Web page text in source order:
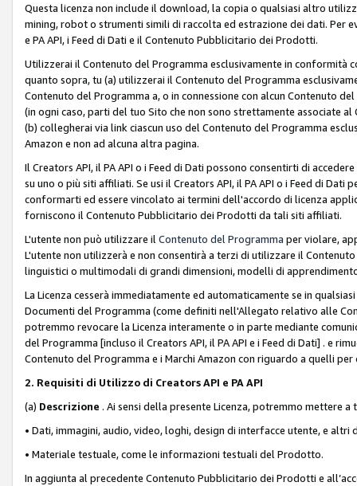
Questa licenza non include il download, la copia o qualsiasi altro
mining, robot o strumenti simili di raccolta ed estrazione dei dati. Per
e PA API, i Feed di Dati e il Contenuto Pubblicitario dei Prodotti.
Utilizzerai il Contenuto del Programma esclusivamente in conformità
quanto sopra, tu (a) utilizzerai il Contenuto del Programma
Contenuto del Programma a, o in connessione con alcun Contenuto
(in ogni caso, parti del tuo Sito che non sono strettamente associate
(b) collegherai via link ciascun uso del Contenuto del Programma
Amazon e non ad alcuna altra pagina.
Il Creators API, il PA API o i Feed di Dati possono consentirti di
su uno o più siti affiliati. Se usi il Creators API, il PA API o i Feed di
conformarti ed essere vincolato ai termini dell'accordo di licenza
forniscono il Contenuto Pubblicitario dei Prodotti da tali siti affiliati.
L'utente non può utilizzare il Contenuto del Programma per violare,
L'utente non utilizzerà e non consentirà a terzi di utilizzare il
linguistici o multimodali di grandi dimensioni, modelli di
La Licenza cesserà immediatamente ed automaticamente se in
Documenti del Programma (come definiti nell'Allegato relativo alle
potremmo revocare la Licenza interamente o in parte mediante
del Programma [incluso il Creators API, il PA API e i Feed di Dati] . e
Contenuto del Programma e i Marchi Amazon con riguardo a quelli
2. Requisiti di Utilizzo di Creators API e PA API
(a) Descrizione . Ai sensi della presente Licenza, potremmo mettere
• Dati, immagini, audio, video, loghi, design di interfacce utente, e altri
• Materiale testuale, come le informazioni testuali del Prodotto.
In aggiunta al precedente Contenuto Pubblicitario dei Prodotti e